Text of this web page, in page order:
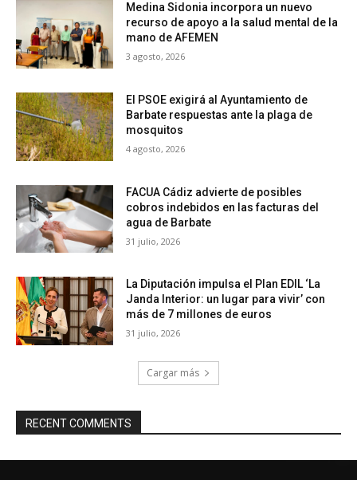
Medina Sidonia incorpora un nuevo
recurso de apoyo a la salud mental de la
mano de AFEMEN
3 agosto, 2026
El PSOE exigirá al Ayuntamiento de
Barbate respuestas ante la plaga de
mosquitos
4 agosto, 2026
FACUA Cádiz advierte de posibles
cobros indebidos en las facturas del
agua de Barbate
31 julio, 2026
La Diputación impulsa el Plan EDIL ‘La
Janda Interior: un lugar para vivir’ con
más de 7 millones de euros
31 julio, 2026
Cargar más
RECENT COMMENTS